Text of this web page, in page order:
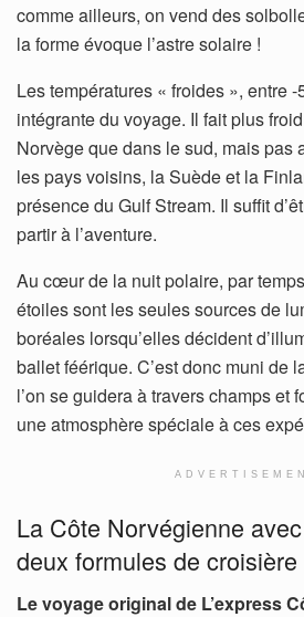
comme ailleurs, on vend des
la forme évoque l’astre solaire !
Les températures « froides », entre -
intégrante du voyage. Il fait plus
Norvège que dans le sud, mais pas
les pays voisins, la Suède et la
présence du Gulf Stream. Il suffit
partir à l’aventure.
Au cœur de la nuit polaire, par
étoiles sont les seules sources de
boréales lorsqu’elles décident
ballet féérique. C’est donc muni de
l’on se guidera à travers champs et
une atmosphère spéciale à ces
La Côte Norvégienne
deux formules de croisière
Le voyage original de L’express